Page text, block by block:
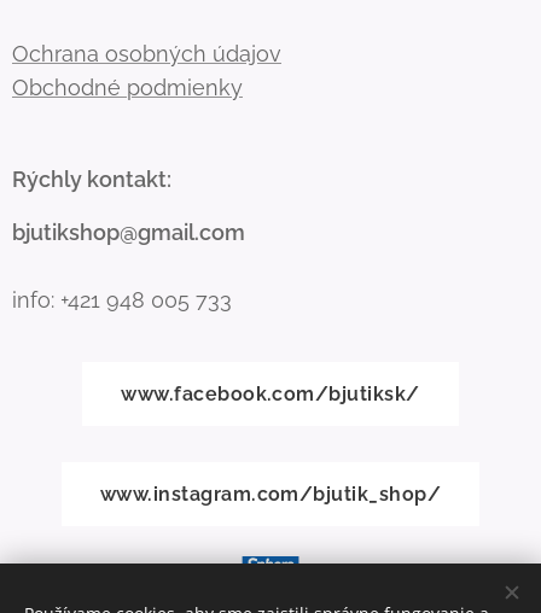
Ochrana osobných údajov
Obchodné podmienky
Rýchly kontakt:
bjutikshop@gmail.com
info: +421 948 005 733
www.facebook.com/bjutiksk/
www.instagram.com/bjutik_shop/